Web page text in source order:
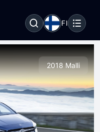
FI
2018 Malli